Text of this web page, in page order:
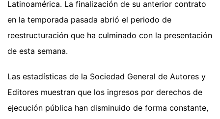
Latinoamérica. La finalización de su anterior contrato
en la temporada pasada abrió el periodo de
reestructuración que ha culminado con la presentación
de esta semana.
Las estadísticas de la Sociedad General de Autores y
Editores muestran que los ingresos por derechos de
ejecución pública han disminuido de forma constante,